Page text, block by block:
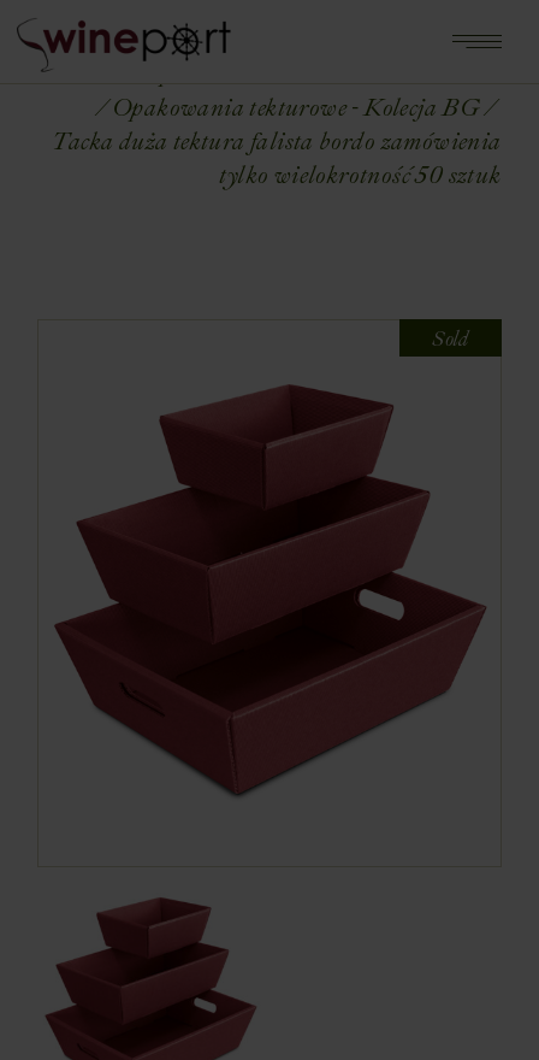
Home
Opakowania tekturowe - Kolecja BG
Tacka duża tektura falista bordo zamówienia
tylko wielokrotność 50 sztuk
Sold